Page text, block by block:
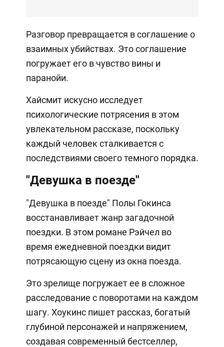
Разговор превращается в соглашение о
взаимных убийствах. Это соглашение
погружает его в чувство вины и
паранойи.
Хайсмит искусно исследует
психологические потрясения в этом
увлекательном рассказе, поскольку
каждый человек сталкивается с
последствиями своего темного порядка.
"Девушка в поезде"
"Девушка в поезде" Полы Гокинса
восстанавливает жанр загадочной
поездки. В этом романе Рэйчел во
время ежедневной поездки видит
потрясающую сцену из окна поезда.
Это зрелище погружает ее в сложное
расследование с поворотами на каждом
шагу. Хоукинс пишет рассказ, богатый
глубиной персонажей и напряжением,
создавая современный бестселлер,